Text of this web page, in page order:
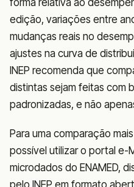
edição, variações entre
mudanças reais no
ajustes na curva de
INEP recomenda que
distintas sejam feitas com
padronizadas, e não
Para uma comparação
possível utilizar o portal e-
microdados do ENAMED,
pelo INEP em formato